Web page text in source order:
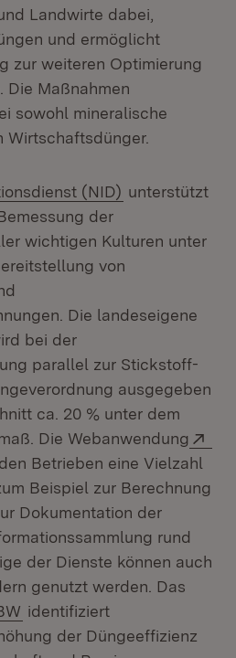
Landwirte dabei,
und ermöglicht
zur weiteren Optimierung
Die Maßnahmen
sowohl mineralische
Wirtschaftsdünger.
(NID) (Öffnet in
unterstützt
der
wichtigen Kulturen unter
von
Die landeseigene
bei der
parallel zur Stickstoff-
ausgegeben
ca. 20 % unter dem
Die Webanwendung
in neuem Fenster)
Betrieben eine Vielzahl
Beispiel zur Berechnung
Dokumentation der
rund
der Dienste können auch
genutzt werden. Das
identifiziert
der Düngeeffizienz